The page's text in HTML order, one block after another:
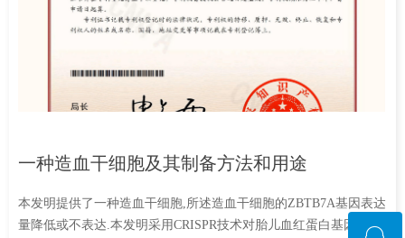
一种造血干细胞及其制备方法和用途
本发明提供了一种造血干细胞,所述造血干细胞的ZBTB7A基因表达
量降低或不表达.本发明采用CRISPR技术对胎儿血红蛋白基因抑制